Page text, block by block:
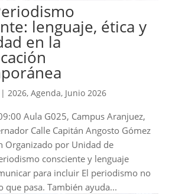
lenguaje, ética y
en la
2026, Agenda, Junio 2026
Aula G025, Campus Aranjuez,
Calle Capitán Angosto Gómez
Organizado por Unidad de
consciente y lenguaje
para incluir El periodismo no
que pasa. También ayuda...